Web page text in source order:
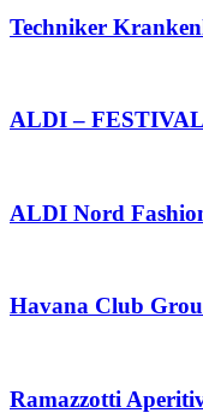
Techniker
ALDI –
ALDI Nord
Havana Club
Ramazzotti